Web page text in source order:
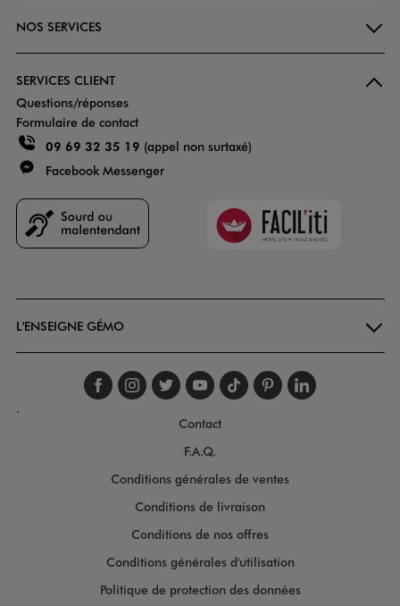
NOS SERVICES
SERVICES CLIENT
Questions/réponses
Formulaire de contact
09 69 32 35 19 (appel non surtaxé)
Facebook Messenger
Faciliti
L'ENSEIGNE GÉMO
Suivez-nous sur
Suivez-nous sur
Suivez-nous sur
Suivez-nous
Suivez-nous
Suivez-
.
Contact
F.A.Q.
Conditions générales de ventes
Conditions de livraison
Conditions de nos offres
Conditions générales d'utilisation
Politique de protection des données